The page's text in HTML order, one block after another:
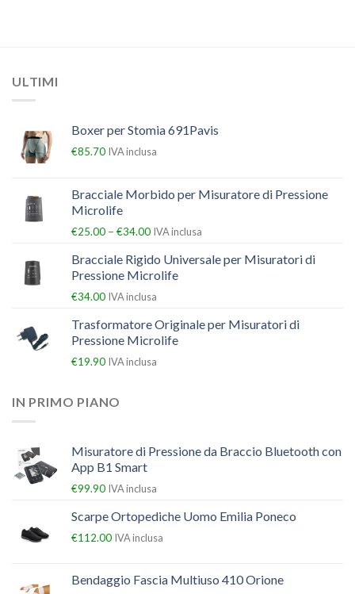
ULTIMI
Boxer per Stomia 691Pavis
€85.70 IVA inclusa
Bracciale Morbido per Misuratore di Pressione
Microlife
€25.00 – €34.00 IVA inclusa
Bracciale Rigido Universale per Misuratori di
Pressione Microlife
€34.00 IVA inclusa
Trasformatore Originale per Misuratori di
Pressione Microlife
€19.90 IVA inclusa
IN PRIMO PIANO
Misuratore di Pressione da Braccio Bluetooth con
App B1 Smart
€99.90 IVA inclusa
Scarpe Ortopediche Uomo Emilia Poneco
€112.00 IVA inclusa
Bendaggio Fascia Multiuso 410 Orione